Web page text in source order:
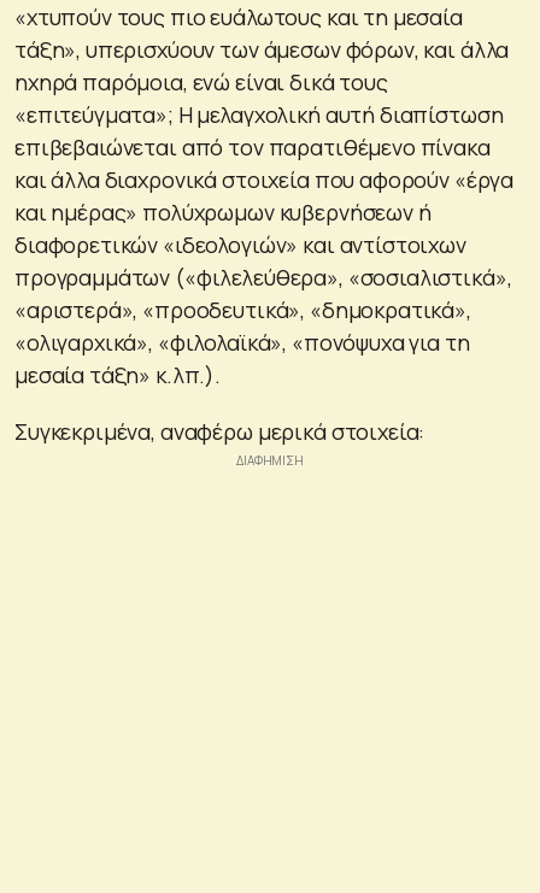
«χτυπούν τους πιο ευάλωτους και τη μεσαία
τάξη», υπερισχύουν των άμεσων φόρων, και άλλα
ηχηρά παρόμοια, ενώ είναι δικά τους
«επιτεύγματα»; Η μελαγχολική αυτή διαπίστωση
επιβεβαιώνεται από τον παρατιθέμενο πίνακα
και άλλα διαχρονικά στοιχεία που αφορούν «έργα
και ημέρας» πολύχρωμων κυβερνήσεων ή
διαφορετικών «ιδεολογιών» και αντίστοιχων
προγραμμάτων («φιλελεύθερα», «σοσιαλιστικά»,
«αριστερά», «προοδευτικά», «δημοκρατικά»,
«ολιγαρχικά», «φιλολαϊκά», «πονόψυχα για τη
μεσαία τάξη» κ.λπ.).
Συγκεκριμένα, αναφέρω μερικά στοιχεία: